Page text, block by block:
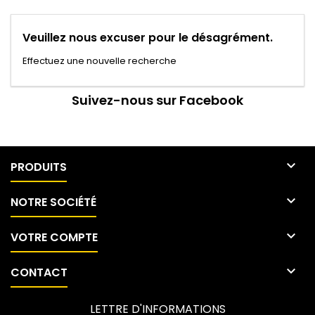
Veuillez nous excuser pour le désagrément.
Effectuez une nouvelle recherche
Suivez-nous sur Facebook
PRODUITS 
NOTRE SOCIÉTÉ 
VOTRE COMPTE 
CONTACT 
LETTRE D'INFORMATIONS